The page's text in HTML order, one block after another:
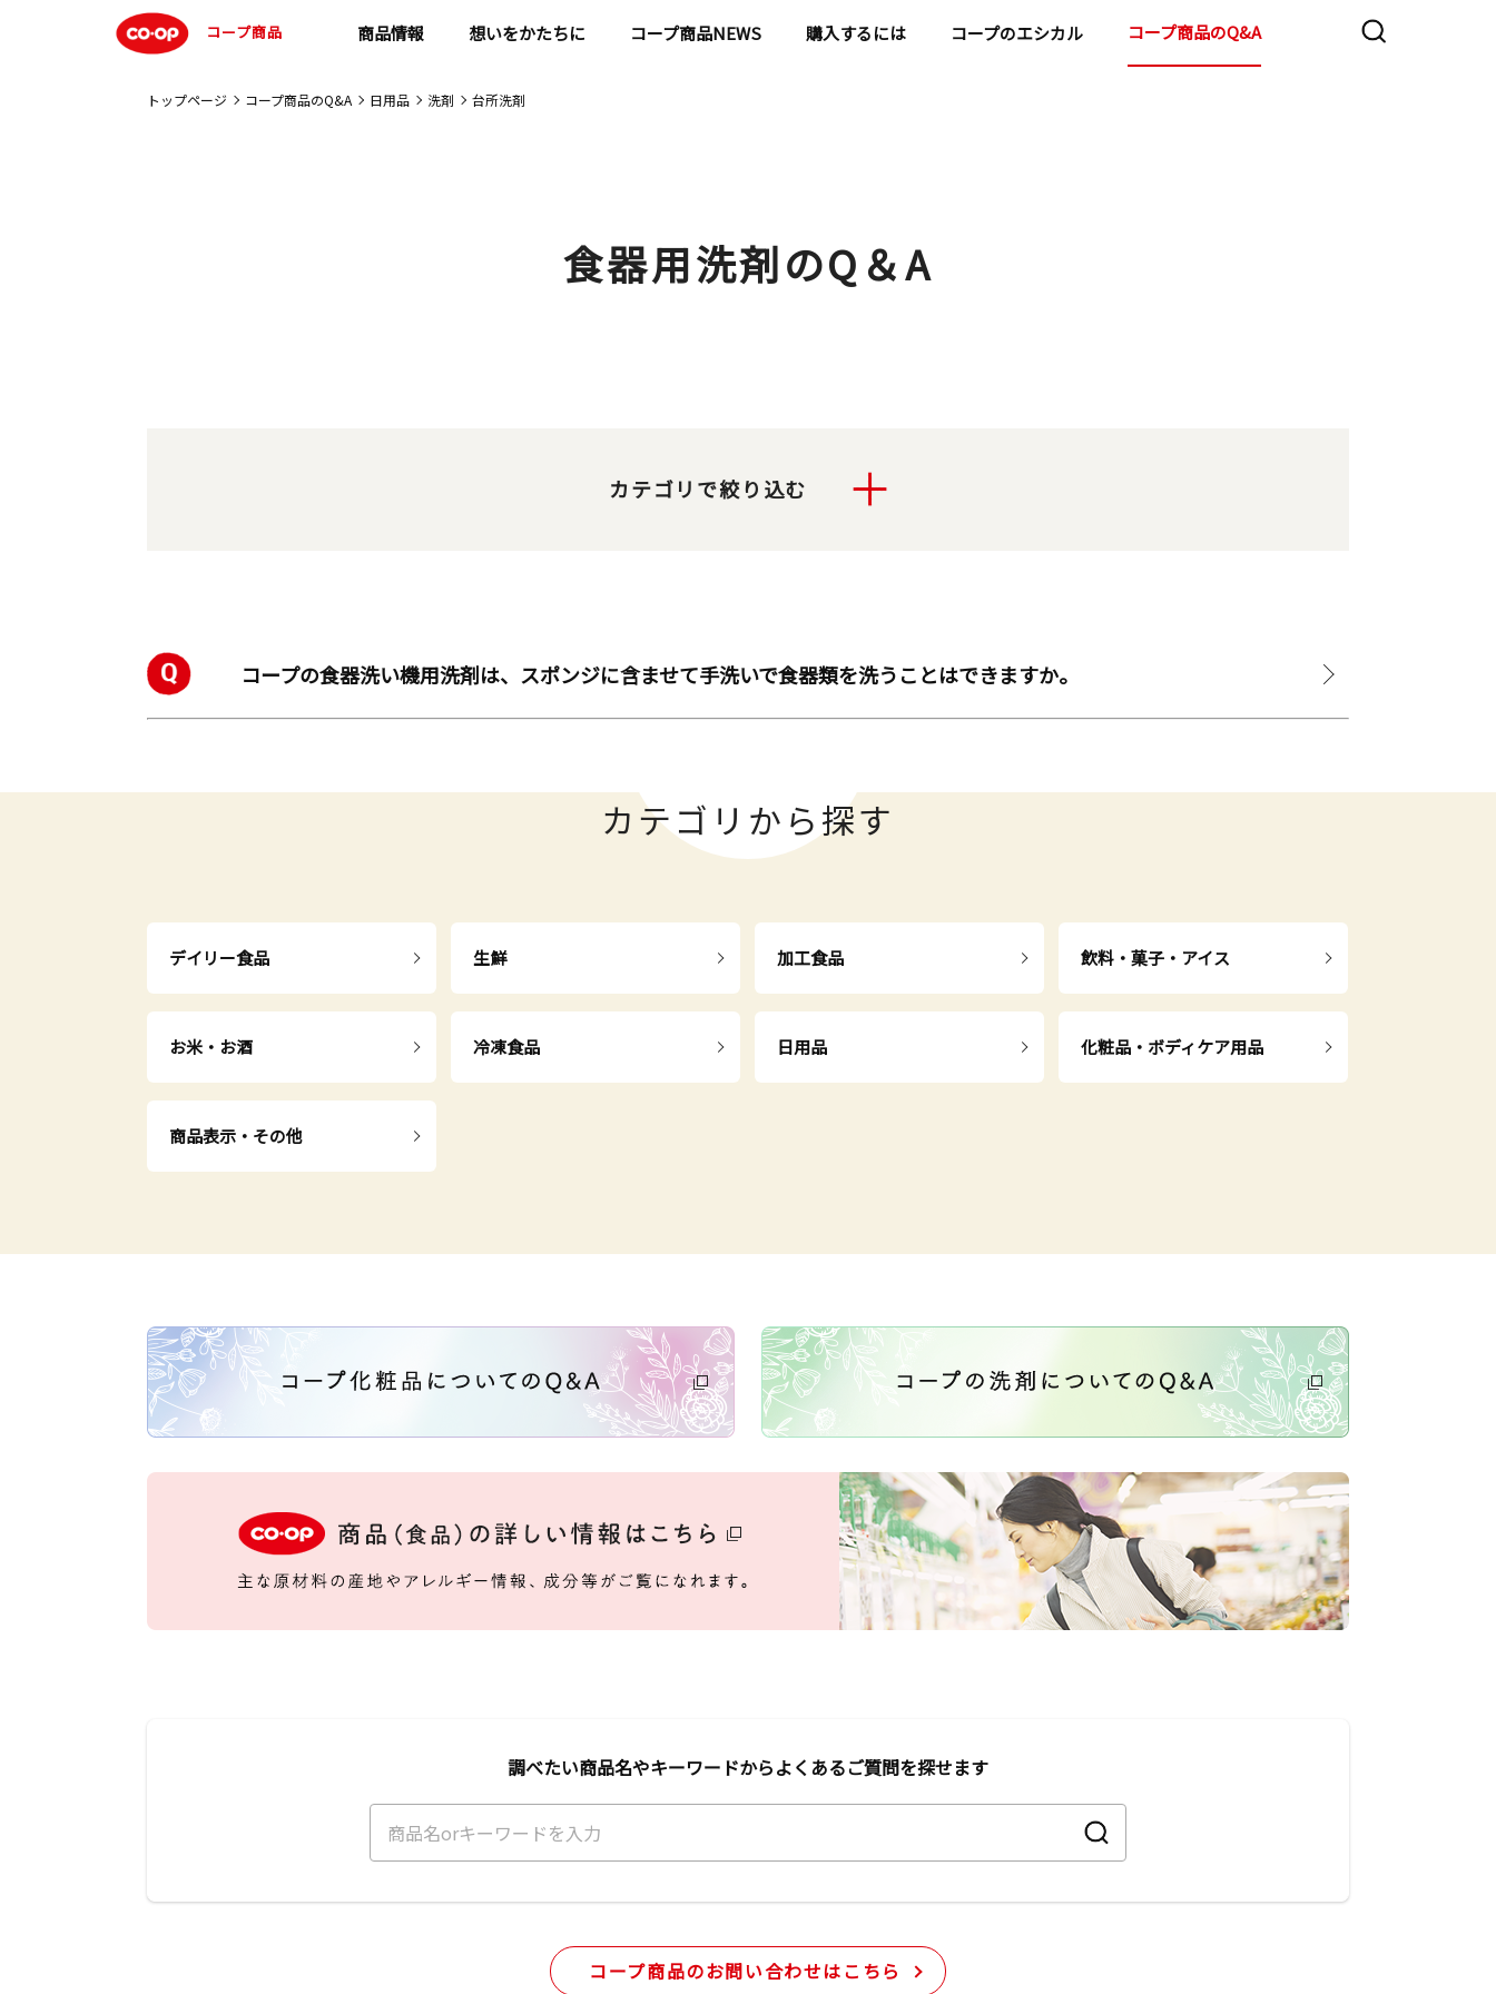
コープ商品 商品情報 想いをかたちに コープ商品NEWS 購入するには コープのエシカル コープ商品のQ&A
トップページ コープ商品のQ&A 日用品 洗剤 台所洗剤
食器用洗剤のQ＆A
カテゴリで絞り込む
コープの食器洗い機用洗剤は、スポンジに含ませて手洗いで食器類を洗うことはできますか。
カテゴリから探す
デイリー食品 生鮮 加工食品 飲料・菓子・アイス
お米・お酒 冷凍食品 日用品 化粧品・ボディケア用品
商品表示・その他
調べたい商品名やキーワードからよくあるご質問を探せます
コープ商品のお問い合わせはこちら